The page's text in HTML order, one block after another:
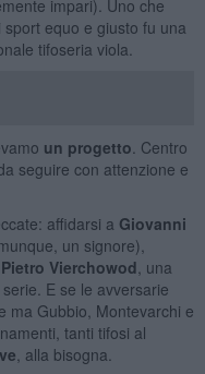
impari). Uno che
equo e giusto fu una
tifoseria viola.
un progetto . Centro
seguire con attenzione e
affidarsi a Giovanni
un signore),
Pietro Vierchowod , una
E se le avversarie
ma Gubbio, Montevarchi e
tanti tifosi al
, alla bisogna.